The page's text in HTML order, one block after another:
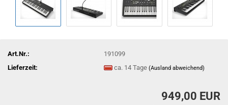
Art.Nr.:
191099
Lieferzeit:
ca. 14 Tage(Ausland abweichend)
949,00 EUR